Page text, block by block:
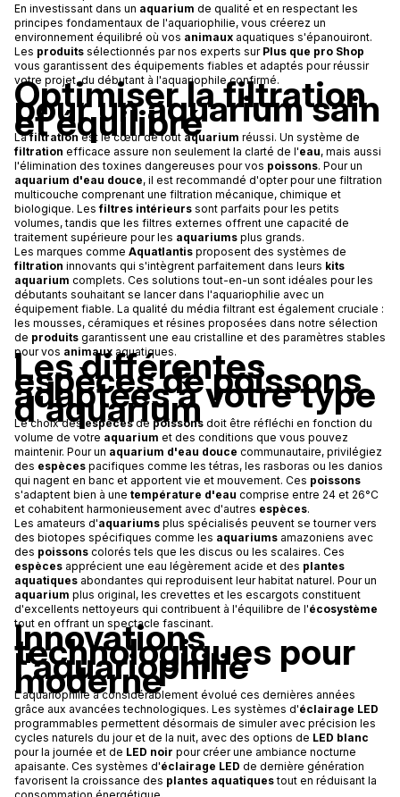
En investissant dans un aquarium de qualité et en respectant les
principes fondamentaux de l'aquariophilie, vous créerez un
environnement équilibré où vos animaux aquatiques s'épanouiront.
Les produits sélectionnés par nos experts sur Plus que pro Shop
vous garantissent des équipements fiables et adaptés pour réussir
votre projet, du débutant à l'aquariophile confirmé.
Optimiser la filtration
pour un aquarium sain
et équilibré
Lafiltrationest le cœur de tout aquarium réussi. Un système de
filtration efficace assure non seulement la clarté de l'eau, mais aussi
l'élimination des toxines dangereuses pour vos poissons. Pour un
aquarium d'eau douce, il est recommandé d'opter pour une filtration
multicouche comprenant une filtration mécanique, chimique et
biologique. Lesfiltres intérieurs sont parfaits pour les petits
volumes, tandis que les filtres externes offrent une capacité de
traitement supérieure pour les aquariums plus grands.
Les marques comme Aquatlantis proposent des systèmes de
filtration innovants qui s'intègrent parfaitement dans leurs kits
aquarium complets. Ces solutions tout-en-un sont idéales pour les
débutants souhaitant se lancer dans l'aquariophilie avec un
équipement fiable. La qualité du média filtrant est également cruciale :
les mousses, céramiques et résines proposées dans notre sélection
de produits garantissent une eau cristalline et des paramètres stables
pour vos animaux aquatiques.
Les différentes
espèces de poissons
adaptées à votre type
d'aquarium
Le choix des espècesde poissons doit être réfléchi en fonction du
volume de votre aquarium et des conditions que vous pouvez
maintenir. Pour un aquarium d'eau douce communautaire, privilégiez
des espèces pacifiques comme les tétras, les rasboras ou les danios
qui nagent en banc et apportent vie et mouvement. Ces poissons
s'adaptent bien à une température d'eau comprise entre 24 et 26°C
et cohabitent harmonieusement avec d'autres espèces.
Les amateurs d'aquariums plus spécialisés peuvent se tourner vers
des biotopes spécifiques comme les aquariums amazoniens avec
des poissons colorés tels que les discus ou les scalaires. Ces
espèces apprécient une eau légèrement acide et des plantes
aquatiques abondantes qui reproduisent leur habitat naturel. Pour un
aquarium plus original, les crevettes et les escargots constituent
d'excellents nettoyeurs qui contribuent à l'équilibre de l'écosystème
tout en offrant un spectacle fascinant.
Innovations
technologiques pour
l'aquariophilie
moderne
L'aquariophilie a considérablement évolué ces dernières années
grâce aux avancées technologiques. Les systèmes d'éclairage LED
programmables permettent désormais de simuler avec précision les
cycles naturels du jour et de la nuit, avec des options de LED blanc
pour la journée et de LED noir pour créer une ambiance nocturne
apaisante. Ces systèmes d'éclairage LED de dernière génération
favorisent la croissance des plantes aquatiquestout en réduisant la